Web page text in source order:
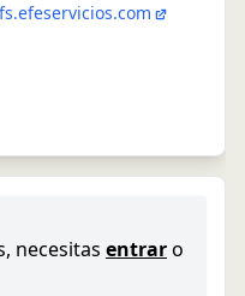
necesitas entraro